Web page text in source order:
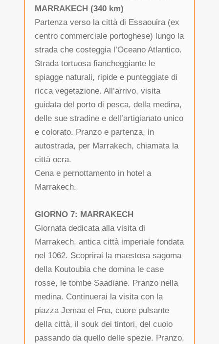
MARRAKECH (340 km)
Partenza verso la città di Essaouira (ex
centro commerciale portoghese) lungo la
strada che costeggia l’Oceano Atlantico.
Strada tortuosa fiancheggiante le
spiagge naturali, ripide e punteggiate di
ricca vegetazione. All’arrivo, visita
guidata del porto di pesca, della medina,
delle sue stradine e dell’artigianato unico
e colorato. Pranzo e partenza, in
autostrada, per Marrakech, chiamata la
città ocra.
Cena e pernottamento in hotel a
Marrakech.
GIORNO 7: MARRAKECH
Giornata dedicata alla visita di
Marrakech, antica città imperiale fondata
nel 1062. Scoprirai la maestosa sagoma
della Koutoubia che domina le case
rosse, le tombe Saadiane. Pranzo nella
medina. Continuerai la visita con la
piazza Jemaa el Fna, cuore pulsante
della città, il souk dei tintori, del cuoio
passando da quello delle spezie. Pranzo,